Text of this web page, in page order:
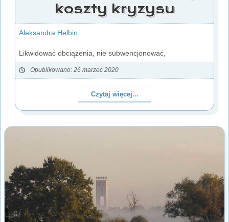
koszty kryzysu
Aleksandra Helbin
Likwidować obciążenia, nie subwencjonować,
Opublikowano: 26 marzec 2020
Czytaj więcej...